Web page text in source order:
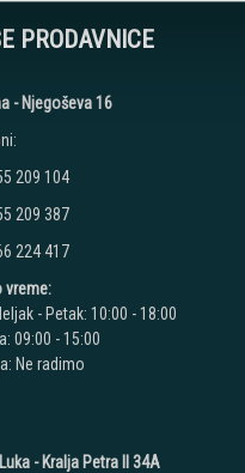
PRODAVNICE
- Njegoševa 16
209 104
209 387
224 417
vreme:
- Petak: 10:00 - 18:00
09:00 - 15:00
Ne radimo
- Kralja Petra II 34A